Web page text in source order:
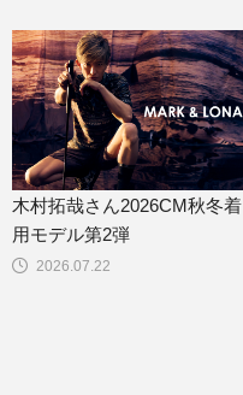
2026.07.22
木村拓哉さん2026CM秋冬着
用モデル第2弾